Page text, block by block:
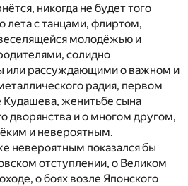
никогда не будет того
лета с танцами, флиртом,
молодёжью и
солидно
или рассуждающими о важном и
радия, первом
Кудашева, женитьбе сына
дворянства и о многом другом,
и невероятным.
невероятным показался бы
отступлении, о Великом
о боях возле Японского